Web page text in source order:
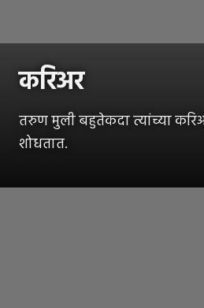
करिअर
तरुण मुली बहुतेकदा त्यांच्या
शोधतात.